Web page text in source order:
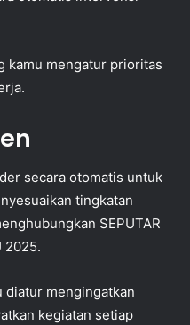
kamu mengatur prioritas
secara otomatis untuk
tingkatan
SEPUTAR
2025.
diatur mengingatkan
kegiatan setiap